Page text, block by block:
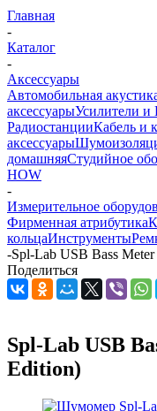
Главная
-
Каталог
-
Аксессуары
Автомобильная
аксессуарыУсилители и
РадиостанцииКабель и
аксессуары
домашняяСтудийное
HOW
-
Измерительное
Фирменная атрибутика
кольцаИнструменты
-Spl-Lab USB Bass
Поделиться
Spl-Lab USB
Edition)